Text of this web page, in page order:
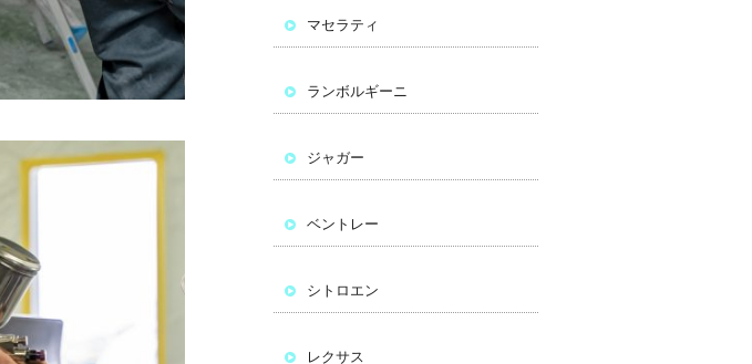
マセラティ
ランボルギーニ
ジャガー
ベントレー
シトロエン
レクサス